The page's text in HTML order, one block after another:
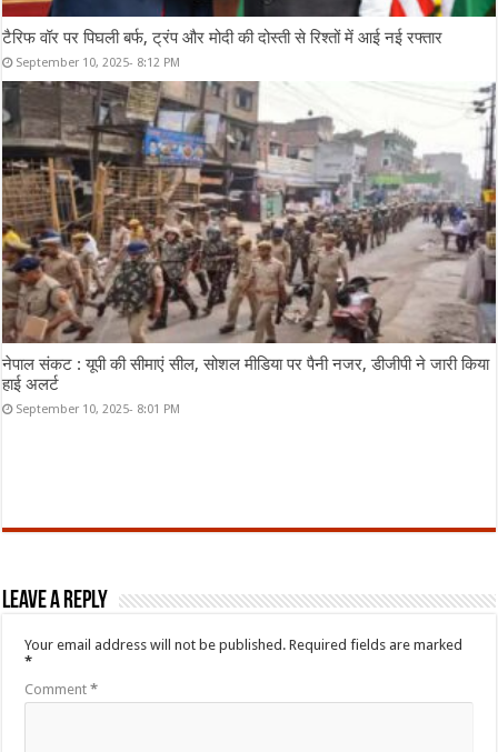
टैरिफ वॉर पर पिघली बर्फ, ट्रंप और मोदी की दोस्ती से रिश्तों में आई नई रफ्तार
September 10, 2025- 8:12 PM
नेपाल संकट : यूपी की सीमाएं सील, सोशल मीडिया पर पैनी नजर, डीजीपी ने जारी किया
हाई अलर्ट
September 10, 2025- 8:01 PM
Leave a Reply
Your email address will not be published. Required fields are marked
*
Comment*